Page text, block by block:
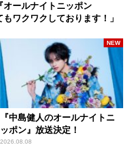
オールナイトニッポン
ワクワクしております！」
『中島健人のオールナイトニ
ッポン』放送決定！
2026.08.08
NEW